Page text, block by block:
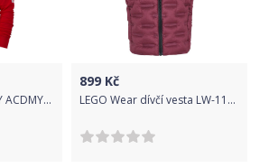
Bunda Nike Y NK DRY ACDMY19 TRK JKT K aj9289-657 Velikost XS (122-128 cm)
899 Kč
LEGO Wear dívčí vesta LW-11010210 vínová 104